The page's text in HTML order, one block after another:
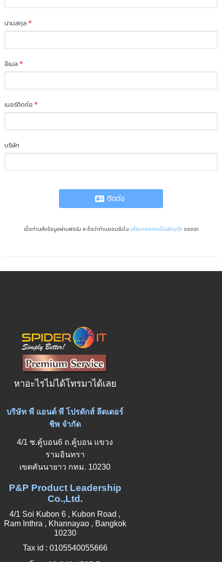
นามสกุล*
อีเมล*
เบอร์ติดต่อ*
บริษัท
ติดต่อ
เมื่อท่านส่งข้อมูลผ่านฟอร์ม จะถือว่าท่านยอมรับใน นโยบายความเป็นส่วนตัว ของเรา
หาอะไรไม่ได้โทรมาได้เลย
บริษัท พี แอนด์ พี โปรดักส์ ลีดเดอร์
ชิพ จำกัด
4/1 ซ.คู้บอน6 ถ.คู้บอน แขวง
รามอินทรา
เขตคันนายาว กทม. 10230
P&P Product Leadership
Co.,Ltd.
4/1 Soi Kubon 6 , Kubon Road ,
Ram Inthra , Khannayao , Bangkok
10230
Tax id : 0105540055666